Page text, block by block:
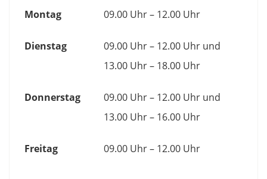
Montag 09.00 Uhr – 12.00 Uhr
Dienstag
09.00 Uhr – 12.00 Uhr und
13.00 Uhr – 18.00 Uhr
Donnerstag
09.00 Uhr – 12.00 Uhr und
13.00 Uhr – 16.00 Uhr
Freitag 09.00 Uhr – 12.00 Uhr